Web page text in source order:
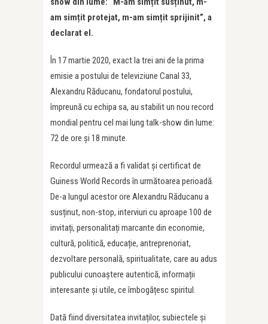
am simțit protejat, m-am simțit sprijinit”, a
declarat el.
În 17 martie 2020, exact la trei ani de la prima
emisie a postului de televiziune Canal 33,
Alexandru Răducanu, fondatorul postului,
împreună cu echipa sa, au stabilit un nou record
mondial pentru cel mai lung talk-show din lume:
72 de ore și 18 minute.
Recordul urmează a fi validat și certificat de
Guiness World Records în următoarea perioadă.
De-a lungul acestor ore Alexandru Răducanu a
susținut, non-stop, interviuri cu aproape 100 de
invitați, personalitați marcante din economie,
cultură, politică, educație, antreprenoriat,
dezvoltare personală, spiritualitate, care au adus
publicului cunoaștere autentică, informații
interesante și utile, ce îmbogățesc spiritul.
Dată fiind diversitatea invitaților, subiectele și